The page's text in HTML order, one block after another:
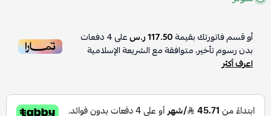
أو قسم فاتورتك بقيمة117.50 ر.س على4دفعات
بدون رسوم تأخير، متوافقة مع الشريعة الإسلامية
اعرف أكثر